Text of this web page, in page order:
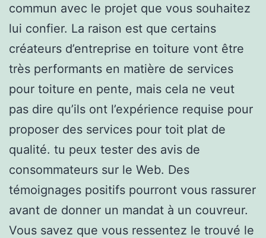
commun avec le projet que vous souhaitez
lui confier. La raison est que certains
créateurs d’entreprise en toiture vont être
très performants en matière de services
pour toiture en pente, mais cela ne veut
pas dire qu’ils ont l’expérience requise pour
proposer des services pour toit plat de
qualité. tu peux tester des avis de
consommateurs sur le Web. Des
témoignages positifs pourront vous rassurer
avant de donner un mandat à un couvreur.
Vous savez que vous ressentez le trouvé le